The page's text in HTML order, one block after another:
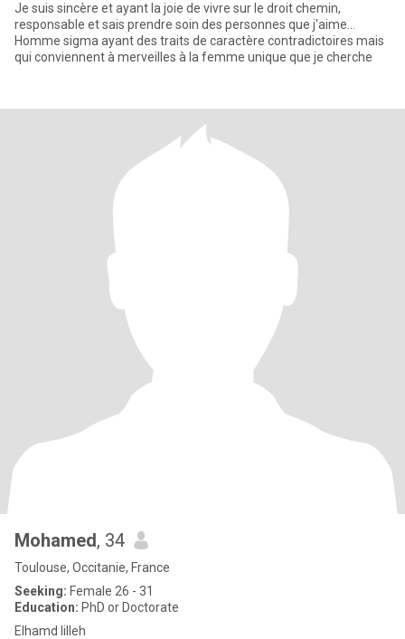
Je suis sincère et ayant la joie de vivre sur le droit chemin,
responsable et sais prendre soin des personnes que j'aime...
Homme sigma ayant des traits de caractère contradictoires mais
qui conviennent à merveilles à la femme unique que je cherche
Mohamed, 34
Toulouse, Occitanie, France
Seeking: Female 26 - 31
Education: PhD or Doctorate
Elhamd lilleh